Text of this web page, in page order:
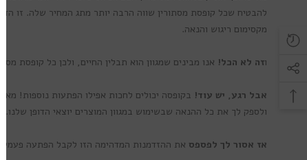
להבטיח שכל קופסת מסתורין שווה הרבה יותר מתג המחיר שלה. זו
מקסימום ריגוש והנאה.
וזה לא הכל! אנו מבינים שמגוון הוא תבלין החיים, ולכן כל קופסת
אבל רגע, יש עוד! בקופסה יכולים לחכות אפילו הפתעות נוספות!
ולספק לך את כל ההנאה שבשימוש במגוון המוצרים יוצאי הדופן שלנו.
אז אסור לך לפספס את ההזדמנות המדהימה הזו לקבל הפתעה